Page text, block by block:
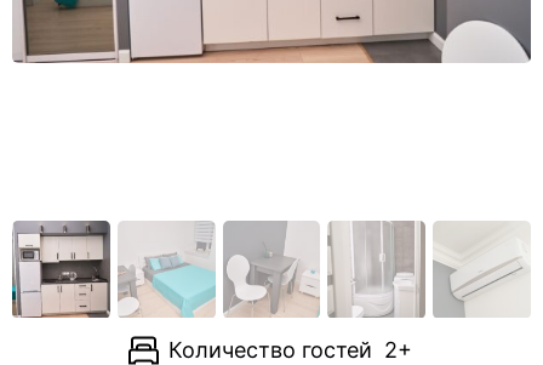
Количество гостей 2+